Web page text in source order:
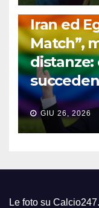
FUORI DAL CAMPO:
Iran ed
Match”,
distanze:
GIU 26, 2026
Le foto su